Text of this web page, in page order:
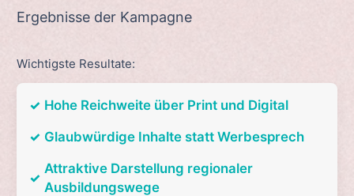
Ergebnisse der Kampagne
Wichtigste Resultate:
✓ Hohe Reichweite über Print und Digital
✓ Glaubwürdige Inhalte statt Werbesprech
✓
Attraktive Darstellung regionaler
Ausbildungswege